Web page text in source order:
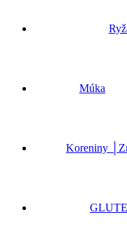
Múka
Koreniny